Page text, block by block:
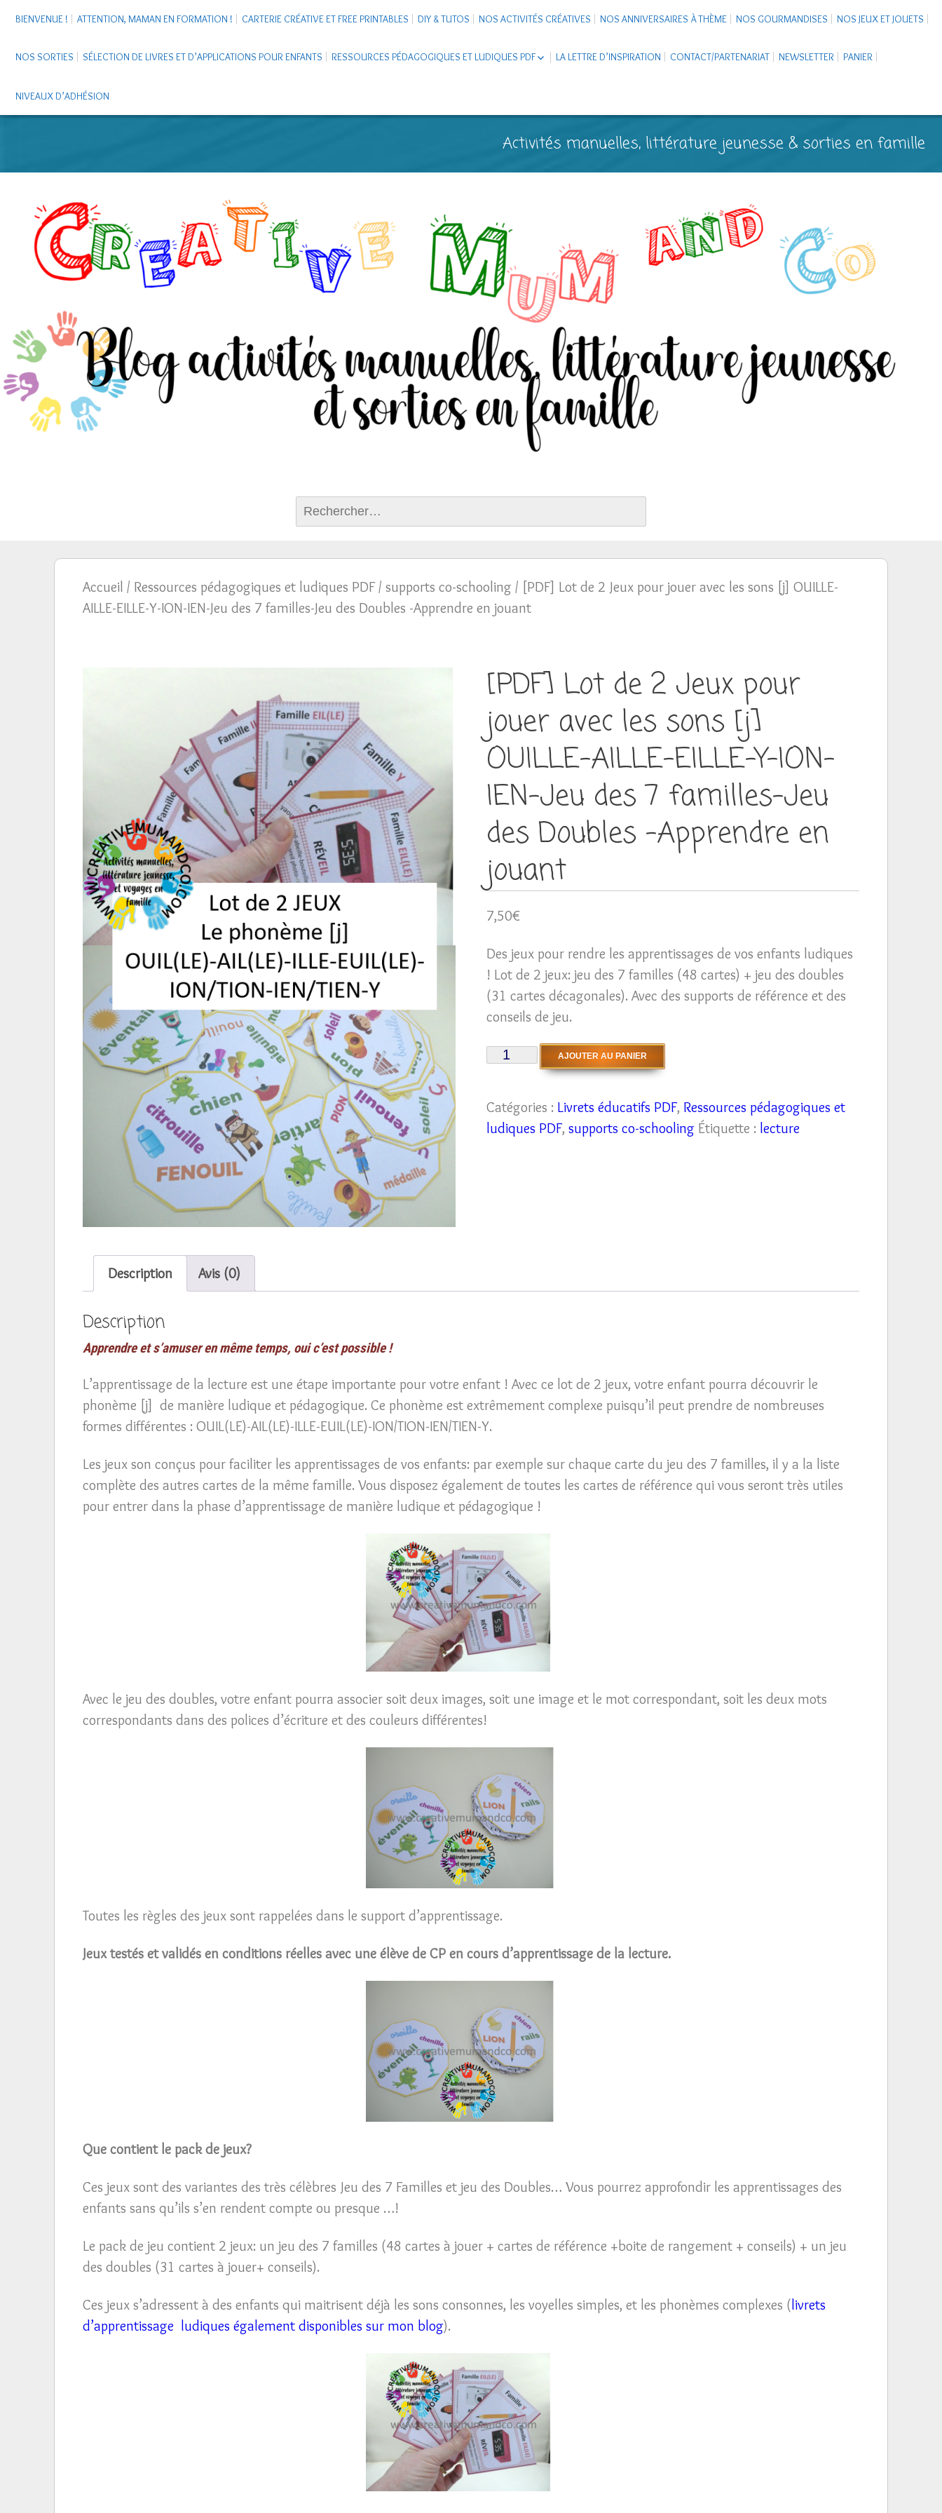
BIENVENUE ! ATTENTION, MAMAN EN FORMATION ! CARTERIE CRÉATIVE ET FREE PRINTABLES DIY & TUTOS NOS ACTIVITÉS CRÉATIVES NOS ANNIVERSAIRES À THÈME NOS GOURMANDISES NOS JEUX ET JOUETS
NOS SORTIES SÉLECTION DE LIVRES ET D’APPLICATIONS POUR ENFANTS RESSOURCES PÉDAGOGIQUES ET LUDIQUES PDF
CARNETS DE VOYAGE ENFANTS
LA LETTRE D’INSPIRATION CONTACT/PARTENARIAT NEWSLETTER PANIER
NIVEAUX D’ADHÉSION
Activités manuelles, littérature jeunesse & sorties en famille
Accueil / Ressources pédagogiques et ludiques PDF / supports co-schooling / [PDF] Lot de 2 Jeux pour jouer avec les sons [j] OUILLE-
AILLE-EILLE-Y-ION-IEN-Jeu des 7 familles-Jeu des Doubles -Apprendre en jouant
[PDF] Lot de 2 Jeux pour
jouer avec les sons [j]
OUILLE-AILLE-EILLE-Y-ION-
IEN-Jeu des 7 familles-Jeu
des Doubles -Apprendre en
jouant
7,50€
Des jeux pour rendre les apprentissages de vos enfants ludiques
! Lot de 2 jeux: jeu des 7 familles (48 cartes) + jeu des doubles
(31 cartes décagonales). Avec des supports de référence et des
conseils de jeu.
quantité
Lot
de
Y-
ION-
IEN-
des
7
familles-
Jeu
des
Doubles
-
Apprendre
en
AJOUTER AU PANIER
Catégories : Livrets éducatifs PDF, Ressources pédagogiques et
ludiques PDF,supports co-schooling Étiquette : lecture
Description Avis (0)
Description
Apprendre et s’amuser en même temps, oui c’est possible !
L’apprentissage de la lecture est une étape importante pour votre enfant ! Avec ce lot de 2 jeux, votre enfant pourra découvrir le
phonème [j] de manière ludique et pédagogique. Ce phonème est extrêmement complexe puisqu’il peut prendre de nombreuses
formes différentes : OUIL(LE)-AIL(LE)-ILLE-EUIL(LE)-ION/TION-IEN/TIEN-Y.
Les jeux son conçus pour faciliter les apprentissages de vos enfants: par exemple sur chaque carte du jeu des 7 familles, il y a la liste
complète des autres cartes de la même famille. Vous disposez également de toutes les cartes de référence qui vous seront très utiles
pour entrer dans la phase d’apprentissage de manière ludique et pédagogique !
Avec le jeu des doubles, votre enfant pourra associer soit deux images, soit une image et le mot correspondant, soit les deux mots
correspondants dans des polices d’écriture et des couleurs différentes!
Toutes les règles des jeux sont rappelées dans le support d’apprentissage.
Jeux testés et validés en conditions réelles avec une élève de CP en cours d’apprentissage de la lecture.
Que contient le pack de jeux?
Ces jeux sont des variantes des très célèbres Jeu des 7 Familles et jeu des Doubles… Vous pourrez approfondir les apprentissages des
enfants sans qu’ils s’en rendent compte ou presque …!
Le pack de jeu contient 2 jeux: un jeu des 7 familles (48 cartes à jouer + cartes de référence +boite de rangement + conseils) + un jeu
des doubles (31 cartes à jouer+ conseils).
Ces jeux s’adressent à des enfants qui maitrisent déjà les sons consonnes, les voyelles simples, et les phonèmes complexes (livrets
d’apprentissage ludiques également disponibles sur mon blog).